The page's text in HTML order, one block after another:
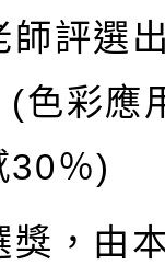
師評選
(色彩應
30％)
，由